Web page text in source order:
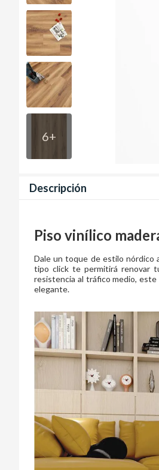
6+
Descripción
Piso vinílico
Dale un toque de estilo nórdico
tipo click te permitirá renovar
resistencia al tráfico medio,
elegante.